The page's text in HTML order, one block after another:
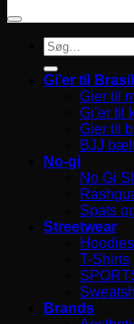
Søg
efter:
Gi’er til
Gier til
Gi’er til
Gier til
BJJ
No-gi
No Gi
Spats
Streetwear
Hoodies
T-Shirts
Brands